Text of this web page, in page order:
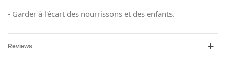
- Garder à l'écart des nourrissons et des enfants.
Reviews